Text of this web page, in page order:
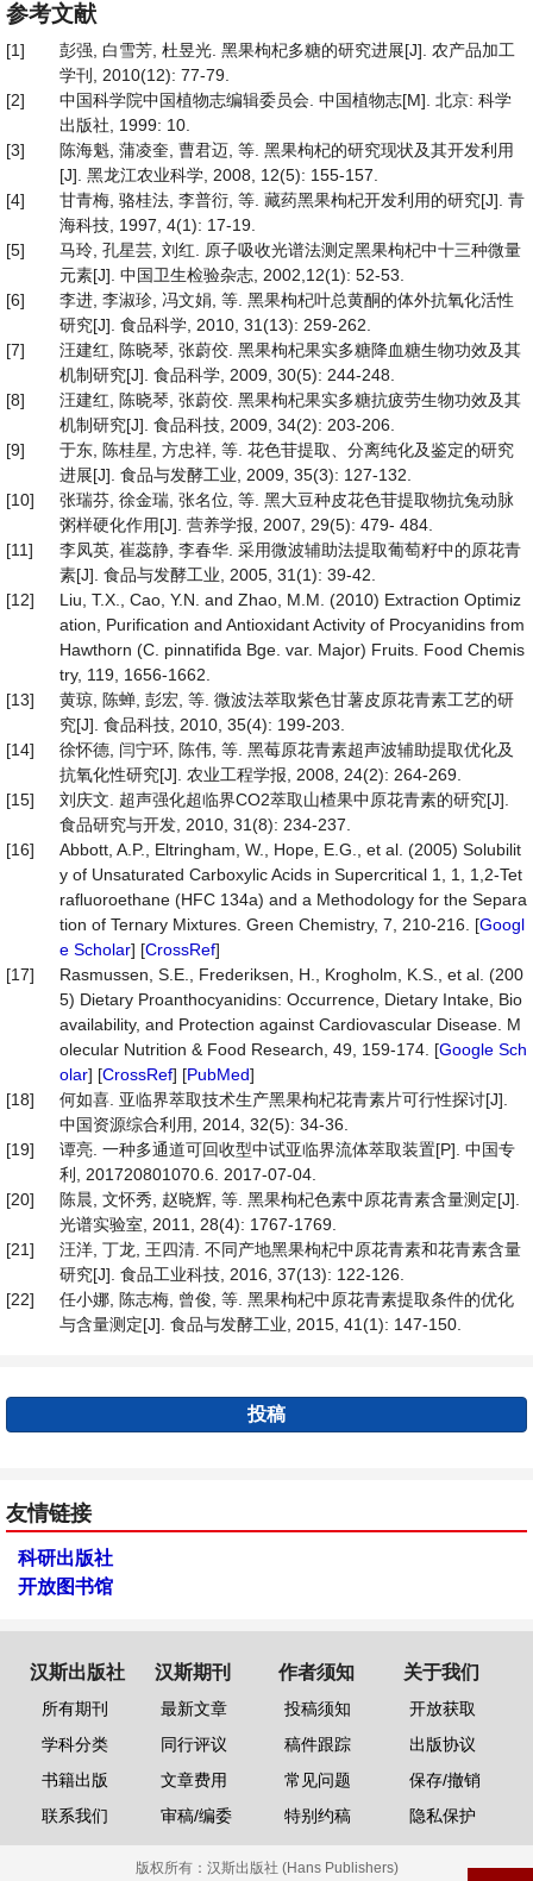
参考文献
[1]
彭强, 白雪芳, 杜昱光. 黑果枸杞多糖的研究进展[J]. 农产品加工
学刊, 2010(12): 77-79.
[2]
中国科学院中国植物志编辑委员会. 中国植物志[M]. 北京: 科学
出版社, 1999: 10.
[3]
陈海魁, 蒲凌奎, 曹君迈, 等. 黑果枸杞的研究现状及其开发利用
[J]. 黑龙江农业科学, 2008, 12(5): 155-157.
[4]
甘青梅, 骆桂法, 李普衍, 等. 藏药黑果枸杞开发利用的研究[J]. 青
海科技, 1997, 4(1): 17-19.
[5]
马玲, 孔星芸, 刘红. 原子吸收光谱法测定黑果枸杞中十三种微量
元素[J]. 中国卫生检验杂志, 2002,12(1): 52-53.
[6]
李进, 李淑珍, 冯文娟, 等. 黑果枸杞叶总黄酮的体外抗氧化活性
研究[J]. 食品科学, 2010, 31(13): 259-262.
[7]
汪建红, 陈晓琴, 张蔚佼. 黑果枸杞果实多糖降血糖生物功效及其
机制研究[J]. 食品科学, 2009, 30(5): 244-248.
[8]
汪建红, 陈晓琴, 张蔚佼. 黑果枸杞果实多糖抗疲劳生物功效及其
机制研究[J]. 食品科技, 2009, 34(2): 203-206.
[9]
于东, 陈桂星, 方忠祥, 等. 花色苷提取、分离纯化及鉴定的研究
进展[J]. 食品与发酵工业, 2009, 35(3): 127-132.
[10]
张瑞芬, 徐金瑞, 张名位, 等. 黑大豆种皮花色苷提取物抗兔动脉
粥样硬化作用[J]. 营养学报, 2007, 29(5): 479- 484.
[11]
李凤英, 崔蕊静, 李春华. 采用微波辅助法提取葡萄籽中的原花青
素[J]. 食品与发酵工业, 2005, 31(1): 39-42.
[12]
Liu, T.X., Cao, Y.N. and Zhao, M.M. (2010) Extraction Optimiz
ation, Purification and Antioxidant Activity of Procyanidins from
Hawthorn (C. pinnatifida Bge. var. Major) Fruits. Food Chemis
try, 119, 1656-1662.
[13]
黄琼, 陈蝉, 彭宏, 等. 微波法萃取紫色甘薯皮原花青素工艺的研
究[J]. 食品科技, 2010, 35(4): 199-203.
[14]
徐怀德, 闫宁环, 陈伟, 等. 黑莓原花青素超声波辅助提取优化及
抗氧化性研究[J]. 农业工程学报, 2008, 24(2): 264-269.
[15]
刘庆文. 超声强化超临界CO2萃取山楂果中原花青素的研究[J].
食品研究与开发, 2010, 31(8): 234-237.
[16]
Abbott, A.P., Eltringham, W., Hope, E.G., et al. (2005) Solubilit
y of Unsaturated Carboxylic Acids in Supercritical 1, 1, 1,2-Tet
rafluoroethane (HFC 134a) and a Methodology for the Separa
tion of Ternary Mixtures. Green Chemistry, 7, 210-216. [Googl
e Scholar] [CrossRef]
[17]
Rasmussen, S.E., Frederiksen, H., Krogholm, K.S., et al. (200
5) Dietary Proanthocyanidins: Occurrence, Dietary Intake, Bio
availability, and Protection against Cardiovascular Disease. M
olecular Nutrition & Food Research, 49, 159-174. [Google Sch
olar] [CrossRef] [PubMed]
[18]
何如喜. 亚临界萃取技术生产黑果枸杞花青素片可行性探讨[J].
中国资源综合利用, 2014, 32(5): 34-36.
[19]
谭亮. 一种多通道可回收型中试亚临界流体萃取装置[P]. 中国专
利, 201720801070.6. 2017-07-04.
[20]
陈晨, 文怀秀, 赵晓辉, 等. 黑果枸杞色素中原花青素含量测定[J].
光谱实验室, 2011, 28(4): 1767-1769.
[21]
汪洋, 丁龙, 王四清. 不同产地黑果枸杞中原花青素和花青素含量
研究[J]. 食品工业科技, 2016, 37(13): 122-126.
[22]
任小娜, 陈志梅, 曾俊, 等. 黑果枸杞中原花青素提取条件的优化
与含量测定[J]. 食品与发酵工业, 2015, 41(1): 147-150.
投稿
友情链接
科研出版社
开放图书馆
汉斯出版社
所有期刊
学科分类
书籍出版
联系我们
汉斯期刊
最新文章
同行评议
文章费用
审稿/编委
作者须知
投稿须知
稿件跟踪
常见问题
特别约稿
关于我们
开放获取
出版协议
保存/撤销
隐私保护
版权所有： 汉斯出版社 (Hans Publishers)